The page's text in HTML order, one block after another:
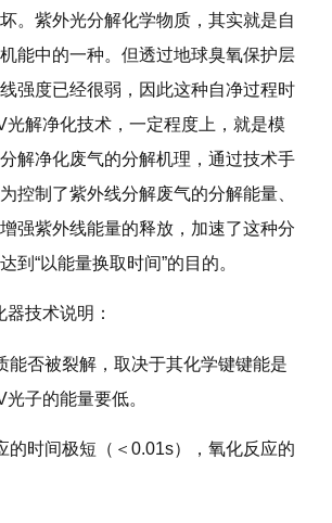
。紫外光分解化学物质，其实就是自
能中的一种。但透过地球臭氧保护层
强度已经很弱，因此这种自净过程时
光解净化技术，一定程度上，就是模
解净化废气的分解机理，通过技术手
控制了紫外线分解废气的分解能量、
强紫外线能量的释放，加速了这种分
到“以能量换取时间”的目的。
技术说明：
能否被裂解，取决于其化学键键能是
子的能量要低。
的时间极短（＜0.01s），氧化反应的